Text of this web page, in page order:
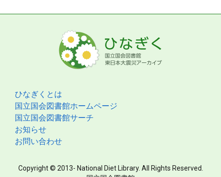
ひなぎくとは
国立国会図書館ホームページ
国立国会図書館サーチ
お知らせ
お問い合わせ
Copyright © 2013- National Diet Library. All Rights Reserved.